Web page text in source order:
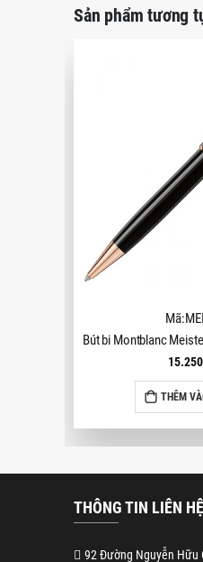
Sản phẩm tương
THÊM
THÔNG TIN LIÊN HỆ
92 Đường Nguyễn Hữu